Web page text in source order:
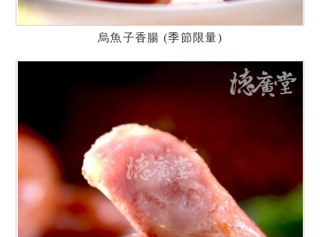
烏魚子香腸 (季節限量)